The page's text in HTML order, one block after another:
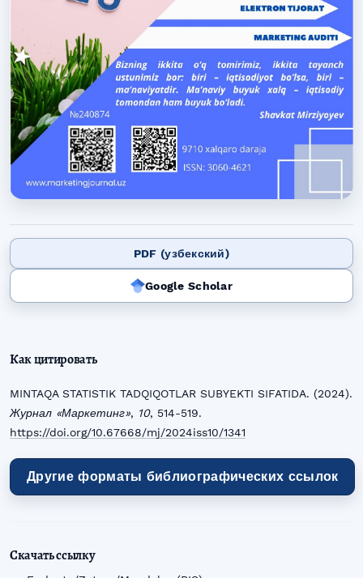
PDF (узбекский)
Google Scholar
Как цитировать
MINTAQA STATISTIK TADQIQOTLAR SUBYEKTI SIFATIDA. (2024).
Журнал «Маркетинг», 10, 514-519.
https://doi.org/10.67668/mj/2024iss10/1341
Другие форматы библиографических ссылок
Скачать ссылку